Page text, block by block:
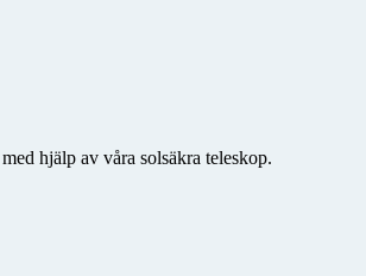
hjälp av våra solsäkra teleskop.